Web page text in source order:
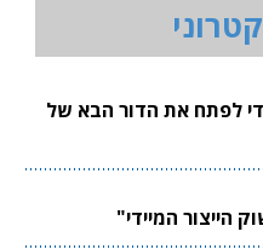
לפתח את הדור הבא של